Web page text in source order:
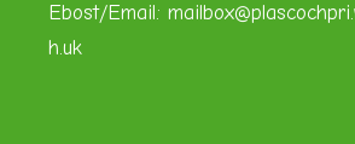
Ebost/Email:
h.uk